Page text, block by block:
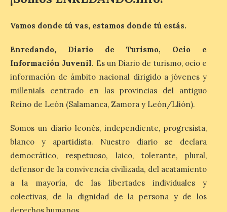
España a los mejores
Nevado recibe el premio al mejor jamón
serrano u otras figuras de calidad
Las salas del antiguo
ayuntamiento de
Cabrillanes (Babia) acogen
la muestra ‘Eduardo
ILC’
8 Ago 2026
La muestra, que podrá
contemplarse hasta el
próximo 4 de octubre,
Vamos donde tú vas, estamos donde tú estás.
Enredando, Diario de Turismo, Ocio e
Información Juvenil. Es un Diario de turismo, ocio e
información de ámbito nacional dirigido a jóvenes y
millenials centrado en las provincias del antiguo
Reino de León (Salamanca, Zamora y León/Llión).
Somos un diario leonés, independiente, progresista,
blanco y apartidista. Nuestro diario se declara
democrático, respetuoso, laico, tolerante, plural,
defensor de la convivencia civilizada, del acatamiento
a la mayoría, de las libertades individuales y
colectivas, de la dignidad de la persona y de los